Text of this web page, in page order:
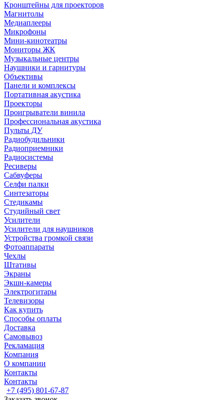
Кронштейны для проекторов
Магнитолы
Медиаплееры
Микрофоны
Мини-кинотеатры
Мониторы ЖК
Музыкальные центры
Наушники и гарнитуры
Объективы
Панели и комплексы
Портативная акустика
Проекторы
Проигрыватели винила
Профессиональная акустика
Пульты ДУ
Радиобудильники
Радиоприемники
Радиосистемы
Ресиверы
Сабвуферы
Селфи палки
Синтезаторы
Стедикамы
Студийный свет
Усилители
Усилители для наушников
Устройства громкой связи
Фотоаппараты
Чехлы
Штативы
Экраны
Экшн-камеры
Электрогитары
Телевизоры
Как купить
Способы оплаты
Доставка
Самовывоз
Рекламация
Компания
О компании
Контакты
Контакты
+7 (495) 801-67-87